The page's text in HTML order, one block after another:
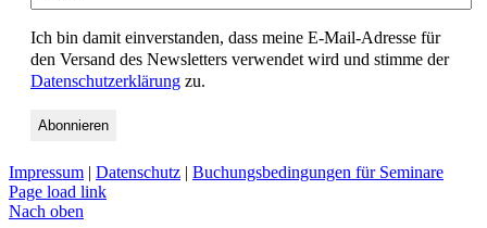
Ich bin damit einverstanden, dass meine E-Mail-Adresse für
den Versand des Newsletters verwendet wird und stimme der
Datenschutzerklärung zu.
Impressum | Datenschutz | Buchungsbedingungen für Seminare
Page load link
Nach oben